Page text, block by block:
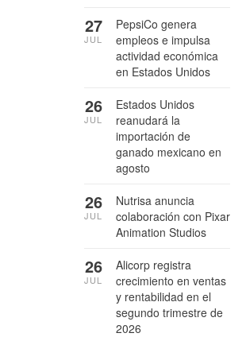
PepsiCo genera
empleos e impulsa
actividad económica
en Estados Unidos
27
JUL
Estados Unidos
reanudará la
importación de
ganado mexicano en
agosto
26
JUL
Nutrisa anuncia
colaboración con Pixar
Animation Studios
26
JUL
Alicorp registra
crecimiento en ventas
y rentabilidad en el
segundo trimestre de
2026
26
JUL